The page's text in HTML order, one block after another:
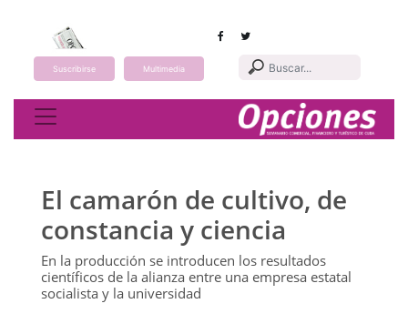
Suscribirse Multimedia
Toggle navigation
El camarón de cultivo, de
constancia y ciencia
En la producción se introducen los resultados
científicos de la alianza entre una empresa estatal
socialista y la universidad